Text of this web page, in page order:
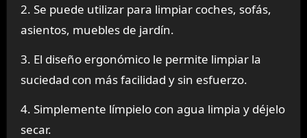
2. Se puede utilizar para limpiar coches, sofás,
asientos, muebles de jardín.
3. El diseño ergonómico le permite limpiar la
suciedad con más facilidad y sin esfuerzo.
4. Simplemente límpielo con agua limpia y déjelo
secar.